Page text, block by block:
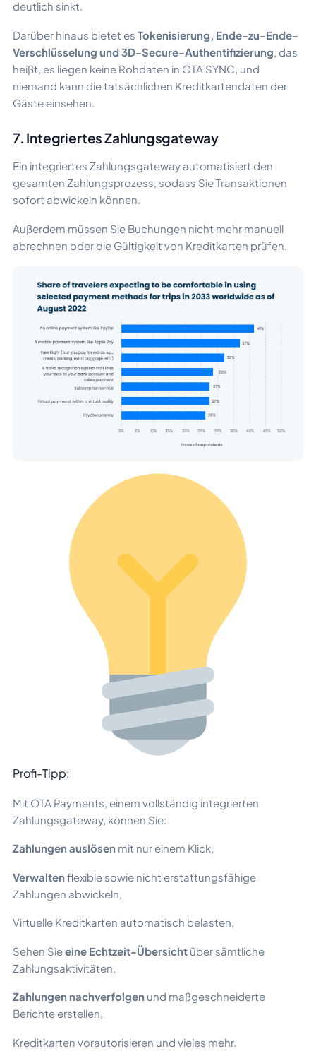
deutlich sinkt.
Darüber hinaus bietet es Tokenisierung, Ende-zu-Ende-
Verschlüsselung und 3D-Secure-Authentifizierung , das
heißt, es liegen keine Rohdaten in OTA SYNC, und
niemand kann die tatsächlichen Kreditkartendaten der
Gäste einsehen.
7. Integriertes Zahlungsgateway
Ein integriertes Zahlungsgateway automatisiert den
gesamten Zahlungsprozess, sodass Sie Transaktionen
sofort abwickeln können.
Außerdem müssen Sie Buchungen nicht mehr manuell
abrechnen oder die Gültigkeit von Kreditkarten prüfen.
Profi-Tipp:
Mit OTA Payments, einem vollständig integrierten
Zahlungsgateway, können Sie:
Zahlungen auslösen mit nur einem Klick,
Verwalten flexible sowie nicht erstattungsfähige
Zahlungen abwickeln,
Virtuelle Kreditkarten automatisch belasten,
Sehen Sieeine Echtzeit-Übersicht über sämtliche
Zahlungsaktivitäten,
Zahlungen nachverfolgen und maßgeschneiderte
Berichte erstellen,
Kreditkarten vorautorisieren und vieles mehr.